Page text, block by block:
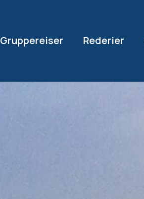
Gruppereiser Rederier